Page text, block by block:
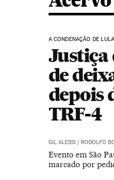
A CONDENAÇÃO DE LULA
Justiça
de
depois
TRF-4
GIL ALESSI / RODOLFO
Evento em São
marcado por